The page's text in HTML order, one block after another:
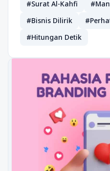
#Surat Al-Kahfi
#Bisnis Dilirik
#Hitungan Detik